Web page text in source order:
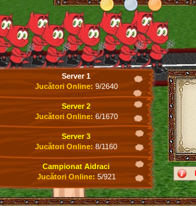
Server 1
Jucători Online: 9/2640
Server 2
Jucători Online: 6/1670
Server 3
Jucători Online: 8/1160
Campionat Aidraci
Jucători Online: 5/921